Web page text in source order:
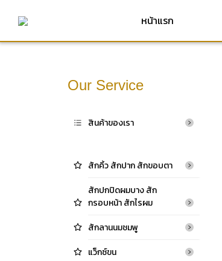
หน้าแรก
Our Service
สินค้าของเรา
สักคิ้ว สักปาก สักขอบตา
สักปกปิดผมบาง สัก
กรอบหน้า สักไรผม
สักลานนมชมพู
แว็กซ์ขน